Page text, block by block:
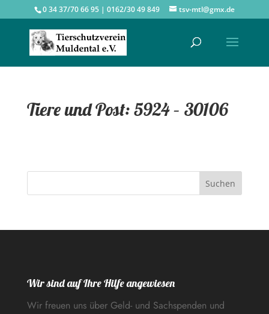
0 34 37/70 66 95 | 0162/30 49 849 tsv-mtl@gmx.de
Tiere und Post: 5924 – 30106
Suchen
Wir sind auf Ihre Hilfe angewiesen
Wir freuen uns über Geld- und Sachspenden und